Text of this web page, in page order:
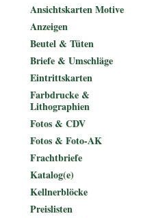
Ansichtskarten Motive
Anzeigen
Beutel & Tüten
Briefe & Umschläge
Eintrittskarten
Farbdrucke &
Lithographien
Fotos & CDV
Fotos & Foto-AK
Frachtbriefe
Katalog(e)
Kellnerblöcke
Preislisten